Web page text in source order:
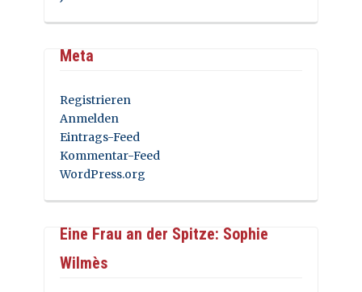
Meta
Registrieren
Anmelden
Eintrags-Feed
Kommentar-Feed
WordPress.org
Eine Frau an der Spitze: Sophie
Wilmès